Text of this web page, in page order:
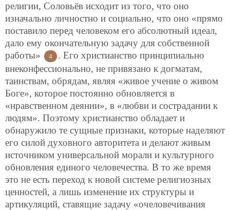
религии, Соловьёв исходит из того, что оно
изначально личностно и социально, что оно «прямо
поставило перед человеком его абсолютный идеал,
дало ему окончательную задачу для собственной
работы»
4
. Его христианство принципиально
внеконфессионально, не привязано к догматам,
таинствам, обрядам, являя «живое учение о живом
Боге», которое постоянно обновляется в
«нравственном деянии», в «любви и сострадании к
людям». Поэтому христианство обладает и
обнаружило те сущные признаки, которые наделяют
его силой духовного авторитета и делают живым
источником универсальной морали и культурного
обновления единого человечества. В то же время
это не есть переход к новой системе религиозных
ценностей, а лишь изменение их структуры и
артикуляций, ставящие задачу «очеловечивания